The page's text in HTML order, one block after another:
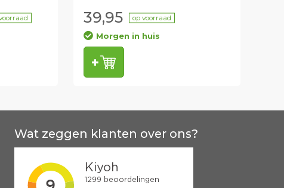
39,95 op voorraad
Morgen in huis
Wat zeggen klanten over ons?